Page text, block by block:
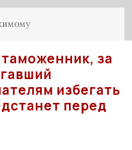
за
избегать
перед